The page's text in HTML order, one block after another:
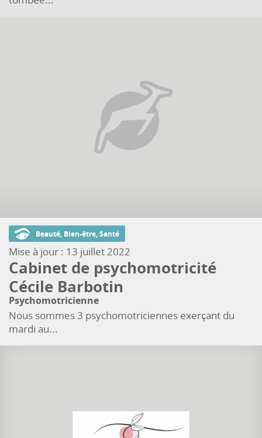
Beauté, Bien-être, Santé
Mise à jour : 13 juillet 2022
Cabinet de psychomotricité
Cécile Barbotin
Psychomotricienne
Nous sommes 3 psychomotriciennes exerçant du
mardi au...